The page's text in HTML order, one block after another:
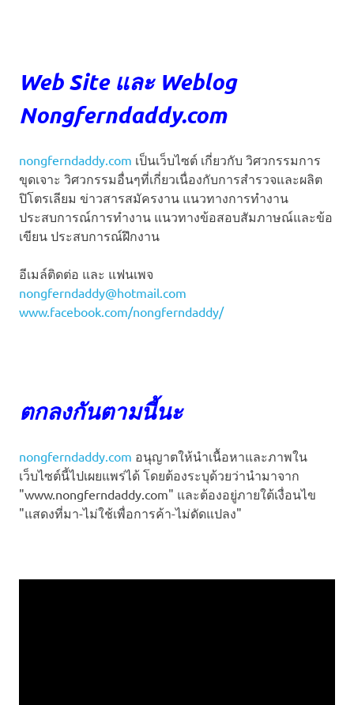
Web Site และ Weblog
Nongferndaddy.com
nongferndaddy.com เป็นเว็บไซต์ เกี่ยวกับ วิศวกรรมการ
ขุดเจาะ วิศวกรรมอื่นๆที่เกี่ยวเนื่องกับการสำรวจและผลิต
ปิโตรเลียม ข่าวสารสมัครงาน แนวทางการทำงาน
ประสบการณ์การทำงาน แนวทางข้อสอบสัมภาษณ์และข้อ
เขียน ประสบการณ์ฝึกงาน
อีเมล์ติดต่อ และ แฟนเพจ
nongferndaddy@hotmail.com
www.facebook.com/nongferndaddy/
ตกลงกันตามนี้นะ
nongferndaddy.com อนุญาตให้นำเนื้อหาและภาพใน
เว็บไซต์นี้ไปเผยแพร่ได้ โดยต้องระบุด้วยว่านำมาจาก
"www.nongferndaddy.com" และต้องอยู่ภายใต้เงื่อนไข
"แสดงที่มา-ไม่ใช้เพื่อการค้า-ไม่ดัดแปลง"